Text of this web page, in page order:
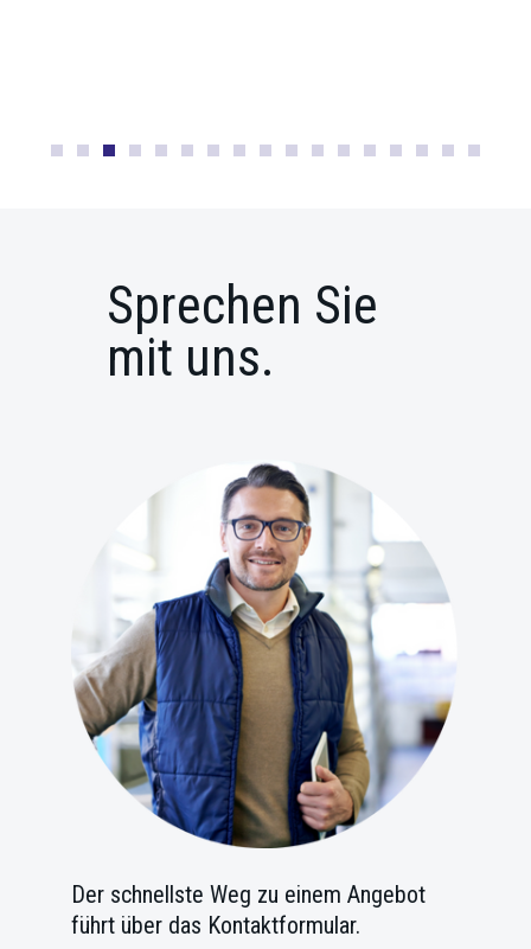
Sprechen Sie
mit uns.
Der schnellste Weg zu einem Angebot
führt über das Kontaktformular.